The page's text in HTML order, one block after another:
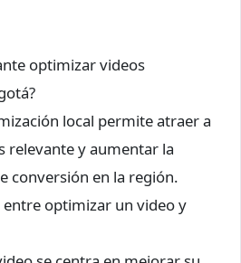
optimizar videos
local permite atraer a
relevante y aumentar la
conversión en la región.
entre optimizar un video y